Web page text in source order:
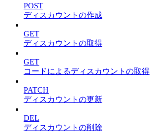
POST
ディスカウントの作成
GET
ディスカウントの取得
GET
コードによるディスカウントの取得
PATCH
ディスカウントの更新
DEL
ディスカウントの削除